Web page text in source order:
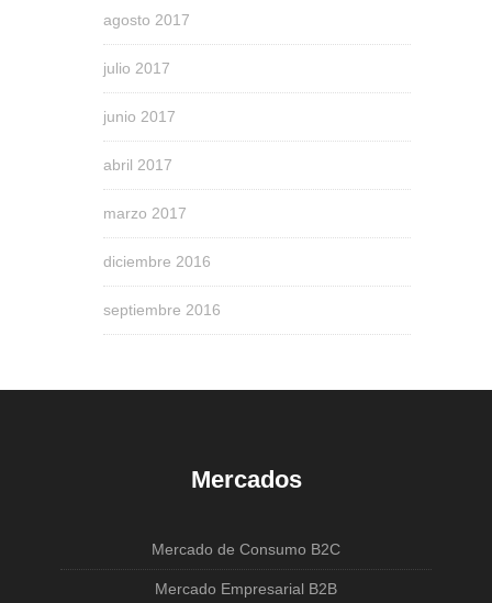
agosto 2017
julio 2017
junio 2017
abril 2017
marzo 2017
diciembre 2016
septiembre 2016
Mercados
Mercado de Consumo B2C
Mercado Empresarial B2B